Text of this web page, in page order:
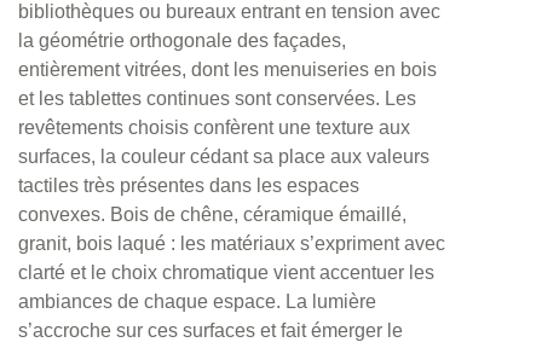
bibliothèques ou bureaux entrant en tension avec
la géométrie orthogonale des façades,
entièrement vitrées, dont les menuiseries en bois
et les tablettes continues sont conservées. Les
revêtements choisis confèrent une texture aux
surfaces, la couleur cédant sa place aux valeurs
tactiles très présentes dans les espaces
convexes. Bois de chêne, céramique émaillé,
granit, bois laqué : les matériaux s’expriment avec
clarté et le choix chromatique vient accentuer les
ambiances de chaque espace. La lumière
s’accroche sur ces surfaces et fait émerger le